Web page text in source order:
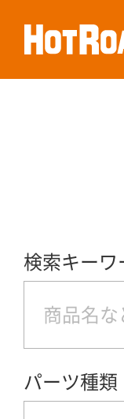
検索キーワ
パーツ種類